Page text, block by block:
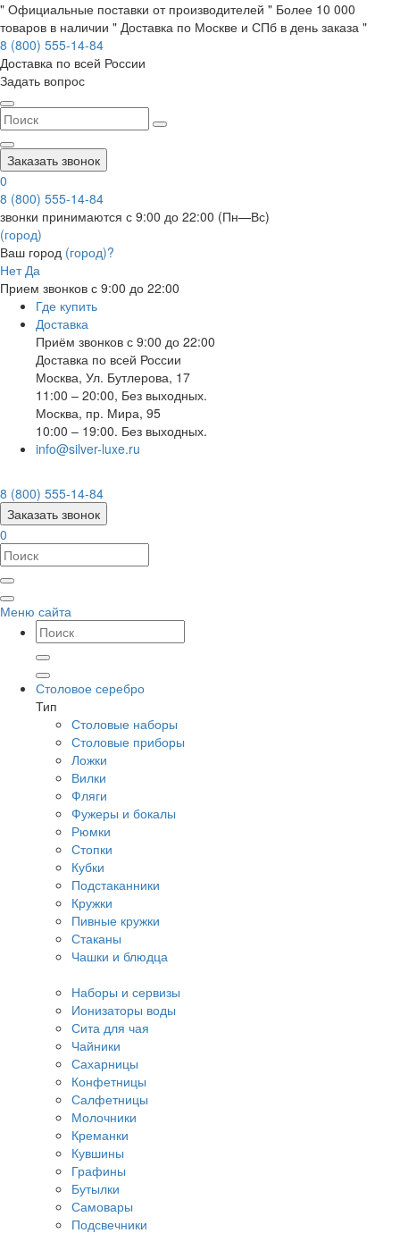
" Официальные поставки от производителей " Более 10 000
товаров в наличии " Доставка по Москве и СПб в день заказа "
8 (800) 555-14-84
Доставка по всей России
Задать вопрос
Заказать звонок
0
8 (800) 555-14-84
звонки принимаются с 9:00 до 22:00 (Пн—Вс)
(город)
Ваш город (город)?
Нет Да
Прием звонков с 9:00 до 22:00
Где купить
Доставка
Приём звонков с 9:00 до 22:00
Доставка по всей России
Москва, Ул. Бутлерова, 17
11:00 – 20:00, Без выходных.
Москва, пр. Мира, 95
10:00 – 19:00. Без выходных.
info@silver-luxe.ru
8 (800) 555-14-84
Заказать звонок
0
Меню сайта
Столовое серебро
Тип
Столовые наборы
Столовые приборы
Ложки
Вилки
Фляги
Фужеры и бокалы
Рюмки
Стопки
Кубки
Подстаканники
Кружки
Пивные кружки
Стаканы
Чашки и блюдца
Наборы и сервизы
Ионизаторы воды
Сита для чая
Чайники
Сахарницы
Конфетницы
Салфетницы
Молочники
Креманки
Кувшины
Графины
Бутылки
Самовары
Подсвечники